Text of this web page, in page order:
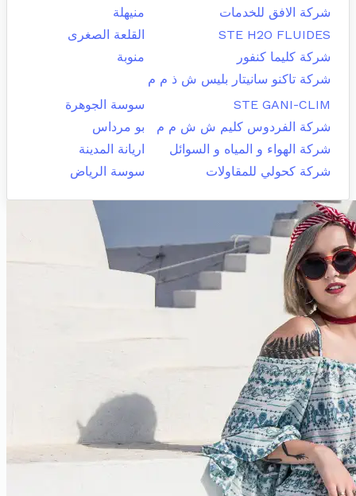
شركة الافق للخدمات
منيهلة
STE H2O FLUIDES
القلعة الصغرى
شركة كليما كنفور
منوبة
شركة تاكنو سانيتار بليس ش ذ م م
STE GANI-CLIM
سوسة الجوهرة
شركة الفردوس كليم ش ش م م
بو مرداس
شركة الهواء و المياه و السوائل
اريانة المدينة
شركة كحولي للمقاولات
سوسة الرياض